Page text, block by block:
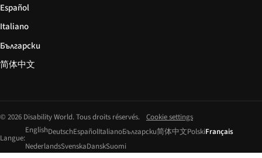
Español
Italiano
Български
简体中文
© 2026 Disability World. Tous droits réservés. Cookie settings
Langue:
EnglishDeutschEspañolItalianoБългарски简体中文PolskiFrançais
NederlandsSvenskaDanskSuomi